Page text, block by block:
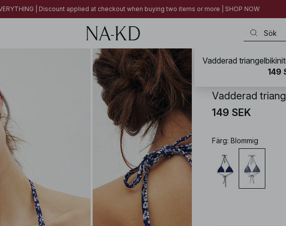
| Discount applied at checkout when buying two items or more | SHOP NOW
Badkläder /
Vadderad
149 SEK
Färg: Blommig
Vadderad
149